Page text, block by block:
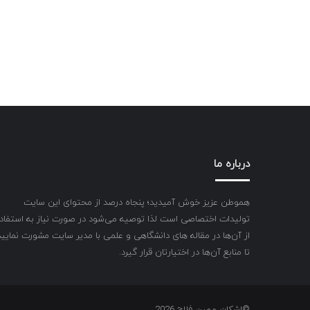
درباره ما
هموطن عزیز خوش آمیدید؛ پنجاه درصد از محتوای این سایت
تولیدات اختصاصی است لذا توصیه می‌شود در صورت نیاز به
از آن‌ها در مقاله های دانشگاهی و علمی با مدیر سایت مشورت
تا منابع آن‌ها در اختیارتان قرار گیرد.